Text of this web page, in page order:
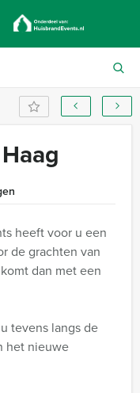
heeft voor u een
de grachten van
dan met een
tevens langs de
het nieuwe